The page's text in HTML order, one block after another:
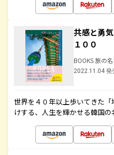
共感と勇
１００
BOOKS 旅の
2022.11.04 発
世界を４０年以上歩いてきた
けする、人生を輝かせる韓国